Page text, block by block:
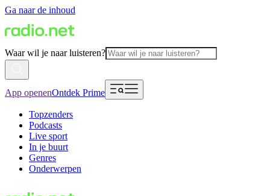
Ga naar de inhoud
Waar wil je naar luisteren?
App openenOntdek Prime
Topzenders
Podcasts
Live sport
In je buurt
Genres
Onderwerpen